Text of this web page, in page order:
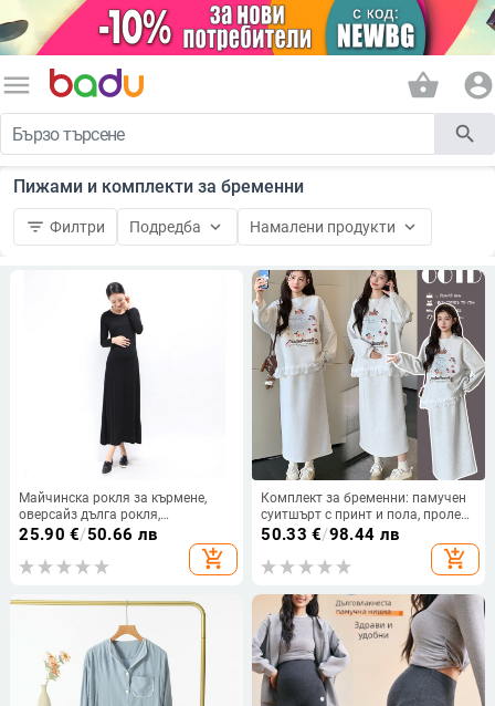
menu shopping_basket account_circle
search
Пижами и комплекти за бременни
filter_list Филтри Подредба keyboard_arrow_down Намалени продукти keyboard_arrow_down
Майчинска рокля за кърмене,
оверсайз дълга рокля,
корейско‑японски свободен стил,
памук/акрилна смес (63% памук,
30–50% акрил), кръгло деколте,
25.90 €/50.66 лв
add_shopping_cart
Комплект за бременни: памучен
суитшърт с принт и пола, пролет-
есен 2025
50.33 €/98.44 лв
add_shopping_cart